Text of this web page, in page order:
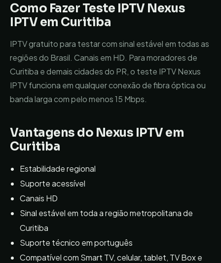
Como Fazer Teste IPTV Nexus
IPTV em Curitiba
IPTV gratuito para testar com sinal estável em todas as
regiões do Brasil. Canais em HD. Para moradores de
Curitiba e demais cidades do PR, o teste IPTVNexus
IPTVfunciona em qualquer conexão de fibra óptica ou
banda larga com pelo menos 15 Mbps.
Vantagens do Nexus IPTV em
Curitiba
Estabilidade regional
Suporte acessível
Canais HD
Sinal estável em toda a região metropolitana de
Curitiba
Suporte técnico em português
Compatível com Smart TV, celular, tablet, TV Box e